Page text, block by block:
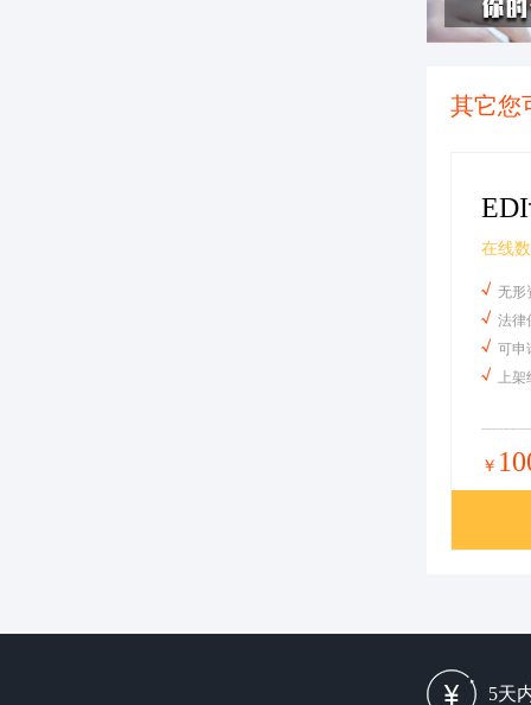
其它您
在线
无形
法律
可申
上
￥
5天